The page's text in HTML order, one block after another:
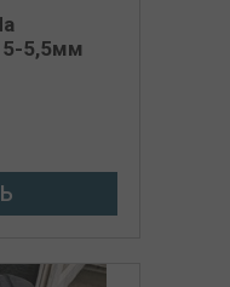
5-5,5мм